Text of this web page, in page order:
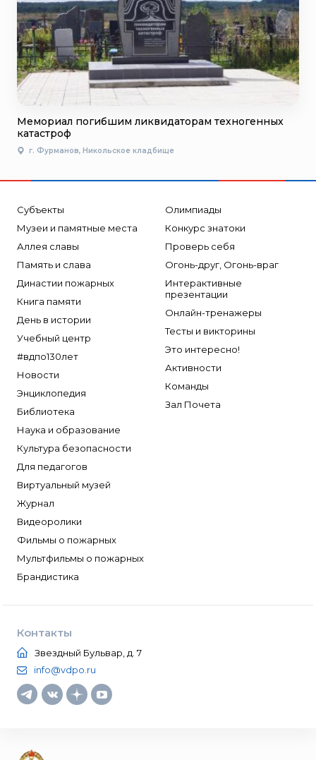
Мемориал погибшим ликвидаторам техногенных
катастроф
г. Фурманов, Никольское кладбище
Субъекты
Музеи и памятные места
Аллея славы
Память и слава
Династии пожарных
Книга памяти
День в истории
Учебный центр
#вдпо130лет
Новости
Энциклопедия
Библиотека
Наука и образование
Культура безопасности
Для педагогов
Виртуальный музей
Журнал
Видеоролики
Фильмы о пожарных
Мультфильмы о пожарных
Брандистика
Олимпиады
Конкурс знатоки
Проверь себя
Огонь-друг, Огонь-враг
Интерактивные
презентации
Онлайн-тренажеры
Тесты и викторины
Это интересно!
Активности
Команды
Зал Почета
Контакты
Звездный Бульвар, д. 7
info@vdpo.ru